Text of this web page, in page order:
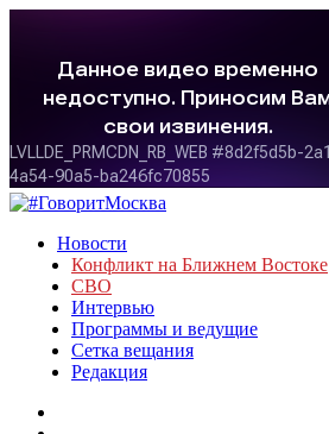
Новости
Конфликт на Ближнем Востоке
СВО
Интервью
Программы и ведущие
Сетка вещания
Редакция